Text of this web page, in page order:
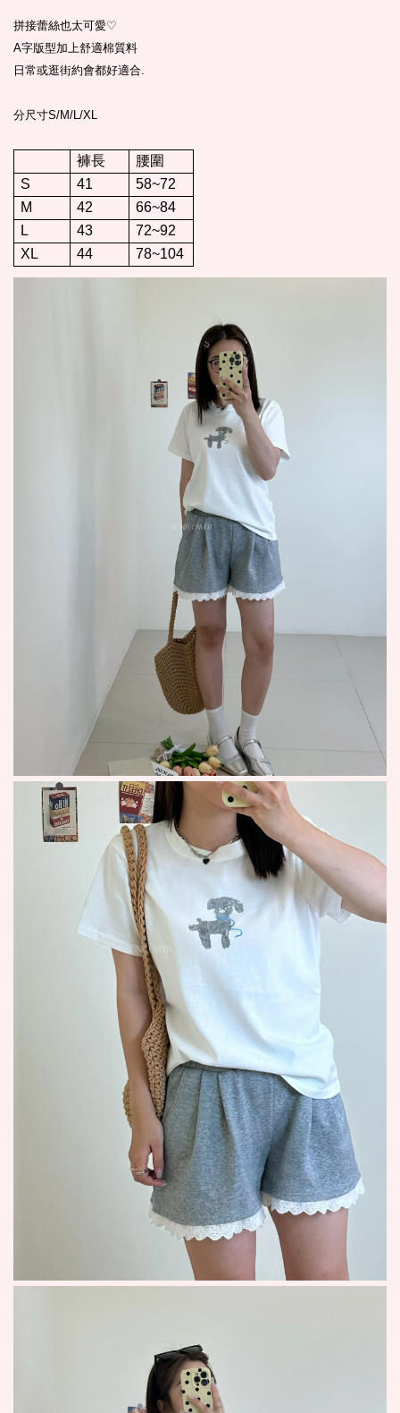
拼接蕾絲也太可愛♡
A字版型加上舒適棉質料
日常或逛街約會都好適合
分尺寸S/M/L/XL
褲長
腰圍
S
41
58~72
M
42
66~84
L
43
72~92
XL
44 78~104